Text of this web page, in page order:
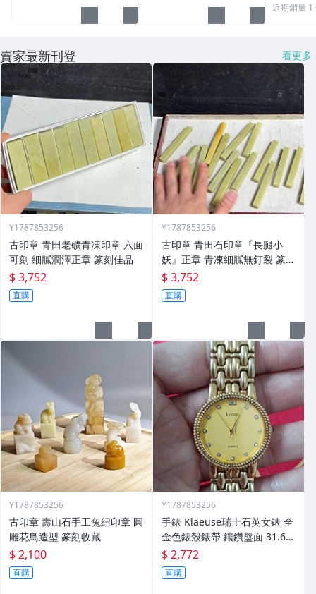
近期銷量 1
賣家最新刊登 看更多
Y1787853256
古印章 青田老礦青凍印章 六面
可刻 細膩潤澤正章 篆刻佳品
$ 3,752
直購
Y1787853256
古印章 青田石印章『長腿小
妖』正章 青凍細膩無釘裂 篆刻
用
$ 3,752
直購
Y1787853256
古印章 壽山石手工兔紐印章 圓
雕花鳥造型 篆刻收藏
$ 2,100
直購
Y1787853256
手錶 Klaeuse瑞士石英女錶 全
金色錶殼錶帶 鑲鑽盤面 31.6m
m
$ 2,772
直購